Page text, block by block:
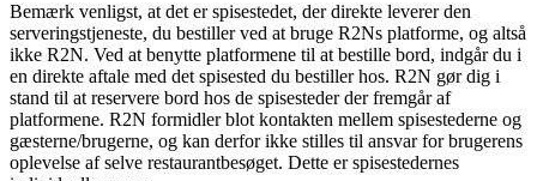
Bemærk venligst, at det er spisestedet, der direkte leverer den
serveringstjeneste, du bestiller ved at bruge R2Ns platforme, og altså
ikke R2N. Ved at benytte platformene til at bestille bord, indgår du i
en direkte aftale med det spisested du bestiller hos. R2N gør dig i
stand til at reservere bord hos de spisesteder der fremgår af
platformene. R2N formidler blot kontakten mellem spisestederne og
gæsterne/brugerne, og kan derfor ikke stilles til ansvar for brugerens
oplevelse af selve restaurantbesøget. Dette er spisestedernes